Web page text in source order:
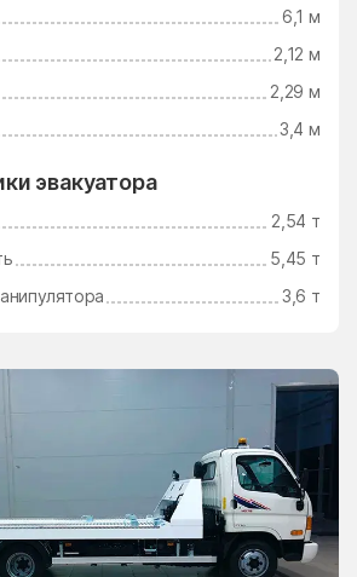
6,1 м
2,12 м
2,29 м
3,4 м
эвакуатора
2,54 т
5,45 т
3,6 т
Филимоновское
Фряново
центральной усадьбы
Чашниково
Чемодурово
Чёрная